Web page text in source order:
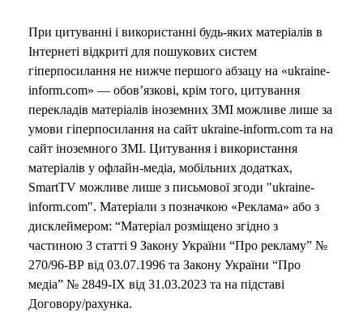
При цитуванні і використанні будь-яких матеріалів в
Інтернеті відкриті для пошукових систем
гіперпосилання не нижче першого абзацу на «ukraine-
inform.com» — обов’язкові, крім того, цитування
перекладів матеріалів іноземних ЗМІ можливе лише за
умови гіперпосилання на сайт ukraine-inform.com та на
сайт іноземного ЗМІ. Цитування і використання
матеріалів у офлайн-медіа, мобільних додатках,
SmartTV можливе лише з письмової згоди "ukraine-
inform.com". Матеріали з позначкою «Реклама» або з
дисклеймером: “Матеріал розміщено згідно з
частиною 3 статті 9 Закону України “Про рекламу” №
270/96-ВР від 03.07.1996 та Закону України “Про
медіа” № 2849-IX від 31.03.2023 та на підставі
Договору/рахунка.